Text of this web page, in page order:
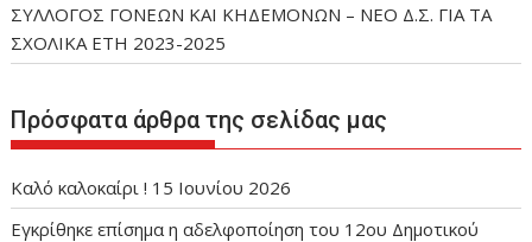
ΣΥΛΛΟΓΟΣ ΓΟΝΕΩΝ ΚΑΙ ΚΗΔΕΜΟΝΩΝ – ΝΕΟ Δ.Σ. ΓΙΑ ΤΑ
ΣΧΟΛΙΚΑ ΕΤΗ 2023-2025
Πρόσφατα άρθρα της σελίδας μας
Καλό καλοκαίρι ! 15 Ιουνίου 2026
Εγκρίθηκε επίσημα η αδελφοποίηση του 12ου Δημοτικού